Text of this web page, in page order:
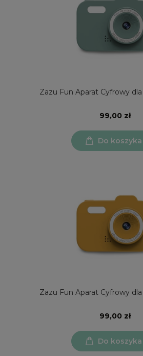
Zazu Fun Aparat Cyfrowy
99,00 zł
Do koszyka
Zazu Fun Aparat Cyfrowy
99,00 zł
Do koszyka